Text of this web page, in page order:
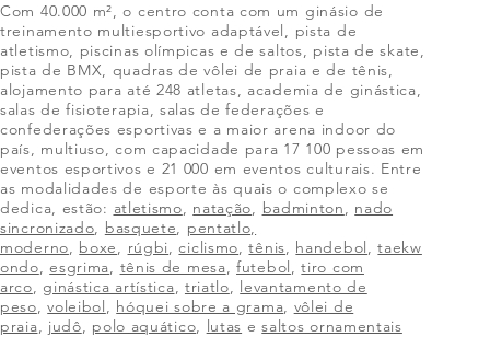
Com 40.000 m², o centro conta com um ginásio de
treinamento multiesportivo adaptável, pista de
atletismo, piscinas olímpicas e de saltos, pista de skate,
pista de BMX, quadras de vôlei de praia e de tênis,
alojamento para até 248 atletas, academia de ginástica,
salas de fisioterapia, salas de federações e
confederações esportivas e a maior arena indoor do
país, multiuso, com capacidade para 17 100 pessoas em
eventos esportivos e 21 000 em eventos culturais. Entre
as modalidades de esporte às quais o complexo se
dedica, estão: atletismo, natação, badminton, nado
sincronizado, basquete, pentatlo,
moderno, boxe, rúgbi,ciclismo,tênis, handebol,taekw
ondo,esgrima, tênis de mesa,futebol,tiro com
arco, ginástica artística, triatlo, levantamento de
peso,voleibol, hóquei sobre a grama, vôlei de
praia, judô, polo aquático, lutas esaltos ornamentais